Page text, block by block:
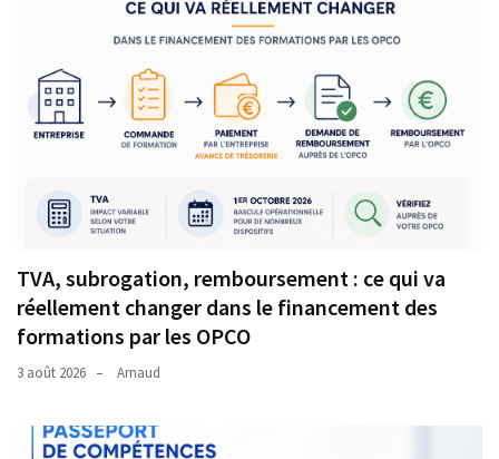
TVA, subrogation, remboursement : ce qui va
réellement changer dans le financement des
formations par les OPCO
3 août 2026 Arnaud